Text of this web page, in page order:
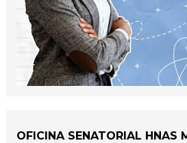
OFICINA SENATORIAL HNAS